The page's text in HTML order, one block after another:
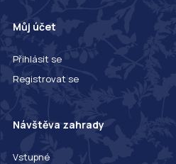
Můj účet
Přihlásit se
Registrovat se
Návštěva zahrady
Vstupné